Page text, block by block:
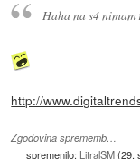
Haha na s4 nimam
http://
Zgodovina sprememb…
spremenilo: LitralSM(29.